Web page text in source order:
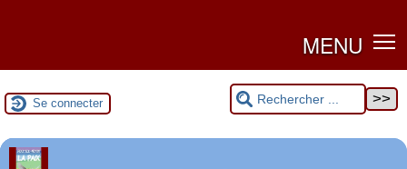
MENU
Se connecter